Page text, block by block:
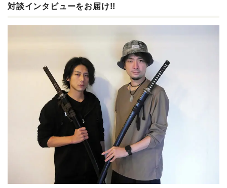
対談インタビューをお届け!!